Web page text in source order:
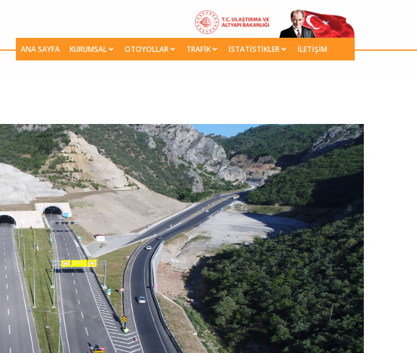
ANA SAYFA KURUMSAL OTOYOLLAR TRAFİK İSTATİSTİKLER İLETİŞİM